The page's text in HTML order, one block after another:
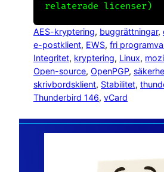
relaterade licenser)
AES-kryptering, buggrättningar,
e-postklient, EWS, fri
Integritet, kryptering, Linux,
Open-source, OpenPGP,
skrivbordsklient, Stabilitet,
Thunderbird 146, vCard